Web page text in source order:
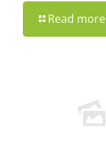
Read more